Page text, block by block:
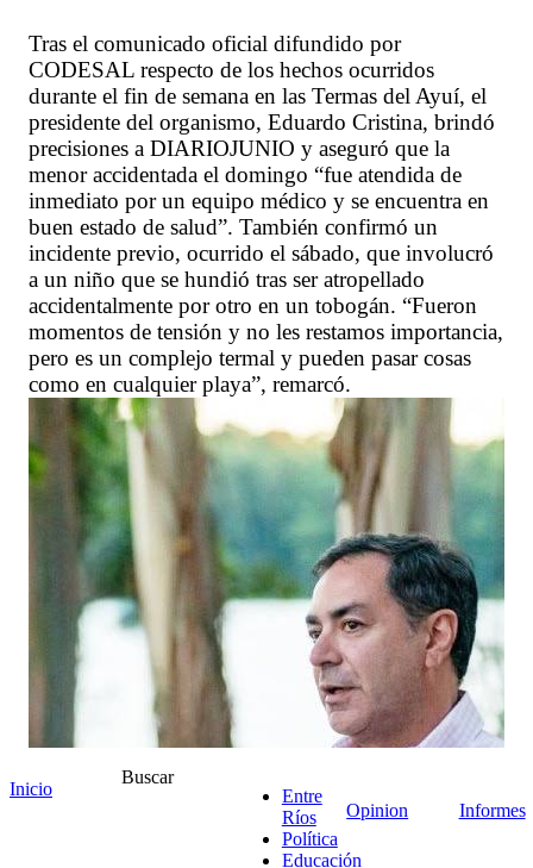
Tras el comunicado oficial difundido por
CODESAL respecto de los hechos ocurridos
durante el fin de semana en las Termas del Ayuí, el
presidente del organismo, Eduardo Cristina, brindó
precisiones a DIARIOJUNIO y aseguró que la
menor accidentada el domingo “fue atendida de
inmediato por un equipo médico y se encuentra en
buen estado de salud”. También confirmó un
incidente previo, ocurrido el sábado, que involucró
a un niño que se hundió tras ser atropellado
accidentalmente por otro en un tobogán. “Fueron
momentos de tensión y no les restamos importancia,
pero es un complejo termal y pueden pasar cosas
como en cualquier playa”, remarcó.
Inicio
Buscar
Entre
Ríos
Política
Educación
Opinion Informes